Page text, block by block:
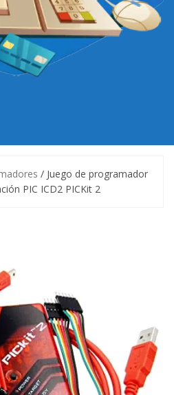
/ Juego de programador
PIC ICD2 PICKit 2